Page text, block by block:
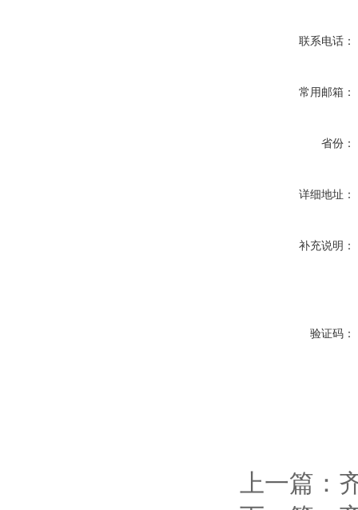
联系电话：
常用邮箱：
省份：
详细地址：
补充说明：
验证码：
上一篇：